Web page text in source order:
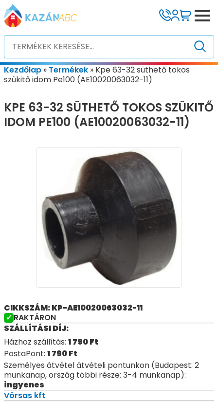
Kezdőlap » Termékek » Kpe 63-32 süthető tokos
szükitő idom Pe100 (AE10020063032-11)
KPE 63-32 SÜTHETŐ TOKOS SZÜKITŐ
IDOM PE100 (AE10020063032-11)
CIKKSZÁM: KP-AE10020063032-11
RAKTÁRON
SZÁLLÍTÁSI DÍJ:
Házhoz szállítás: 1 790Ft
PostaPont: 1 790Ft
Személyes átvétel átvételi pontunkon (Budapest: 2
munkanap, ország többi része: 3-4 munkanap):
ingyenes
Vörsas kft